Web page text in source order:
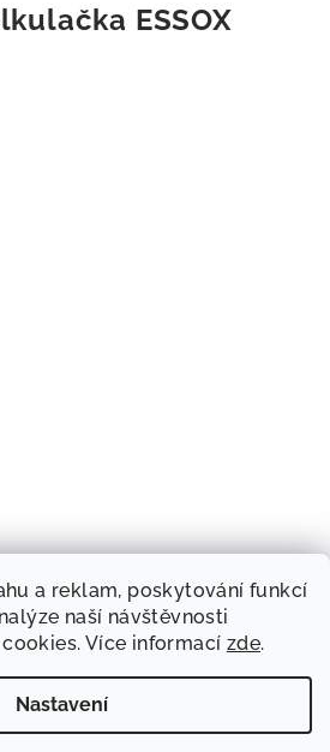
a reklam, poskytování funkcí
naší návštěvnosti
Více informací zde.
Nastavení
ESSOX